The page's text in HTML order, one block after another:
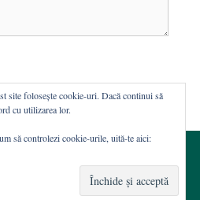
Wordpress:
Casa de WEB
site folosește cookie-uri. Dacă continui să
cu utilizarea lor.
să controlezi cookie-urile, uită-te aici: